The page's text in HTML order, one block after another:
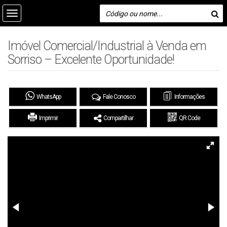
Imóvel Comercial/Industrial à Venda em
Sorriso – Excelente Oportunidade!
WhatsApp Fale Conosco Informações
Imprimir Compartilhar QR Code